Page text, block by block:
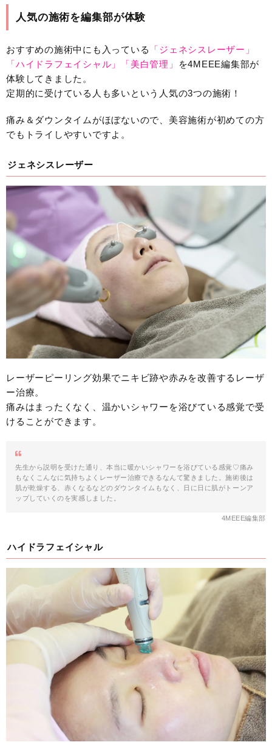
人気の施術を編集部が体験
おすすめの施術中にも入っている
「ジェネシスレーザー」
「ハイドラフェイシャル」「美白管理」
を4MEEE編集部が
体験してきました。
定期的に受けている人も多いという人気の3つの施術！
痛み＆ダウンタイムがほぼないので、美容施術が初めての方
でもトライしやすいですよ。
ジェネシスレーザー
レーザーピーリング効果でニキビ跡や赤みを改善するレーザ
ー治療。
痛みはまったくなく、温かいシャワーを浴びている感覚で受
けることができます。
先生から説明を受けた通り、本当に暖かいシャワーを浴びている感覚♡痛み
もなくこんなに気持ちよくレーザー治療できるなんて驚きました。施術後は
肌が乾燥する、赤くなるなどのダウンタイムもなく、日に日に肌がトーンア
ップしていくのを実感しました。
4MEEE編集部
ハイドラフェイシャル